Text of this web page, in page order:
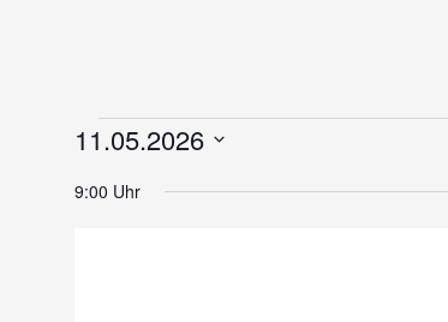
Veranstaltungen
11.
11.05.2026
wählen.
9:00 Uhr